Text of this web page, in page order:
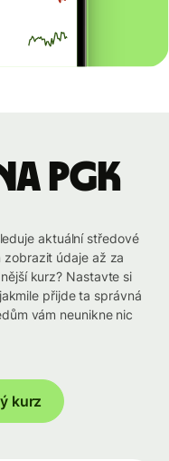
PGK
aktuální středové
zobrazit údaje až za
kurz? Nastavte si
přijde ta správná
vám neunikne nic
kurz